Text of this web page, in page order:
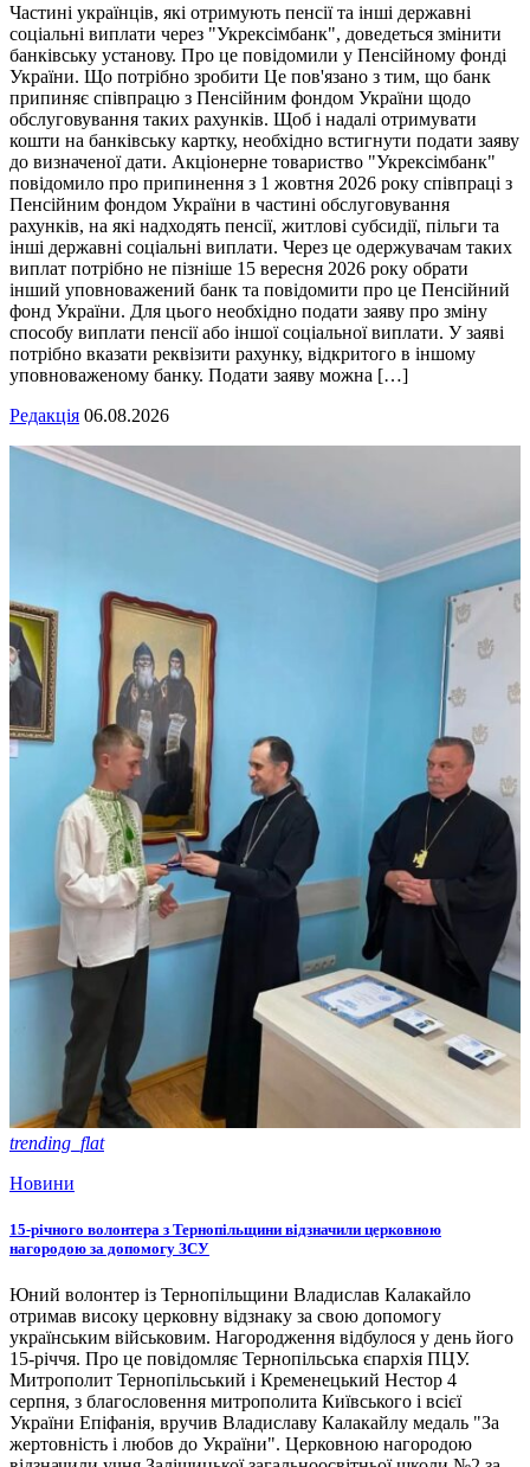
Частині українців, які отримують пенсії та інші державні
соціальні виплати через "Укрексімбанк", доведеться змінити
банківську установу. Про це повідомили у Пенсійному фонді
України. Що потрібно зробити Це пов'язано з тим, що банк
припиняє співпрацю з Пенсійним фондом України щодо
обслуговування таких рахунків. Щоб і надалі отримувати
кошти на банківську картку, необхідно встигнути подати заяву
до визначеної дати. Акціонерне товариство "Укрексімбанк"
повідомило про припинення з 1 жовтня 2026 року співпраці з
Пенсійним фондом України в частині обслуговування
рахунків, на які надходять пенсії, житлові субсидії, пільги та
інші державні соціальні виплати. Через це одержувачам таких
виплат потрібно не пізніше 15 вересня 2026 року обрати
інший уповноважений банк та повідомити про це Пенсійний
фонд України. Для цього необхідно подати заяву про зміну
способу виплати пенсії або іншої соціальної виплати. У заяві
потрібно вказати реквізити рахунку, відкритого в іншому
уповноваженому банку. Подати заяву можна […]
Редакція 06.08.2026
trending_flat
Новини
15-річного волонтера з Тернопільщини відзначили церковною
нагородою за допомогу ЗСУ
Юний волонтер із Тернопільщини Владислав Калакайло
отримав високу церковну відзнаку за свою допомогу
українським військовим. Нагородження відбулося у день його
15-річчя. Про це повідомляє Тернопільська єпархія ПЦУ.
Митрополит Тернопільський і Кременецький Нестор 4
серпня, з благословення митрополита Київського і всієї
України Епіфанія, вручив Владиславу Калакайлу медаль "За
жертовність і любов до України". Церковною нагородою